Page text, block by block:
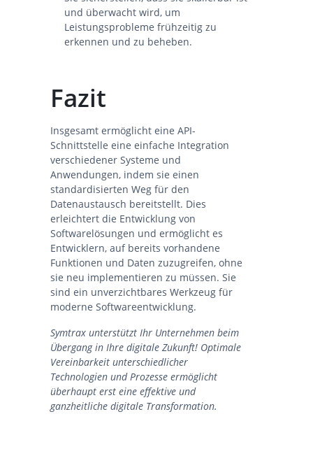
und überwacht wird, um
Leistungsprobleme frühzeitig zu
erkennen und zu beheben.
Fazit
Insgesamt ermöglicht eine API-
Schnittstelle eine einfache Integration
verschiedener Systeme und
Anwendungen, indem sie einen
standardisierten Weg für den
Datenaustausch bereitstellt. Dies
erleichtert die Entwicklung von
Softwarelösungen und ermöglicht es
Entwicklern, auf bereits vorhandene
Funktionen und Daten zuzugreifen, ohne
sie neu implementieren zu müssen. Sie
sind ein unverzichtbares Werkzeug für
moderne Softwareentwicklung.
Symtrax unterstützt Ihr Unternehmen beim
Übergang in Ihre digitale Zukunft! Optimale
Vereinbarkeit unterschiedlicher
Technologien und Prozesse ermöglicht
überhaupt erst eine effektive und
ganzheitliche digitale Transformation.